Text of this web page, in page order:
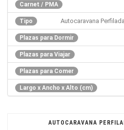
Carnet / PMA
Tipo Autocaravana Perfilada
Plazas para Dormir
Plazas para Viajar
Plazas para Comer
Largo x Ancho x Alto (cm)
AUTOCARAVANA